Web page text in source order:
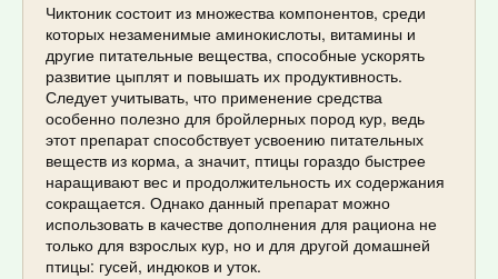
Чиктоник состоит из множества компонентов, среди
которых незаменимые аминокислоты, витамины и
другие питательные вещества, способные ускорять
развитие цыплят и повышать их продуктивность.
Следует учитывать, что применение средства
особенно полезно для бройлерных пород кур, ведь
этот препарат способствует усвоению питательных
веществ из корма, а значит, птицы гораздо быстрее
наращивают вес и продолжительность их содержания
сокращается. Однако данный препарат можно
использовать в качестве дополнения для рациона не
только для взрослых кур, но и для другой домашней
птицы: гусей, индюков и уток.